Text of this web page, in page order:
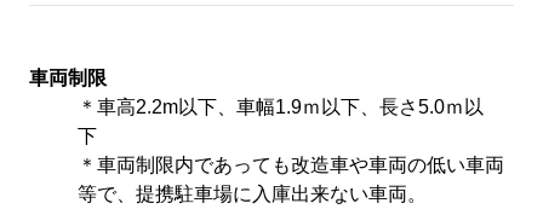
車両制限
＊車高2.2m以下、車幅1.9ｍ以下、長さ5.0ｍ以
下
＊車両制限内であっても改造車や車両の低い車両
等で、提携駐車場に入庫出来ない車両。
ホテルピアザびわ湖
HOME